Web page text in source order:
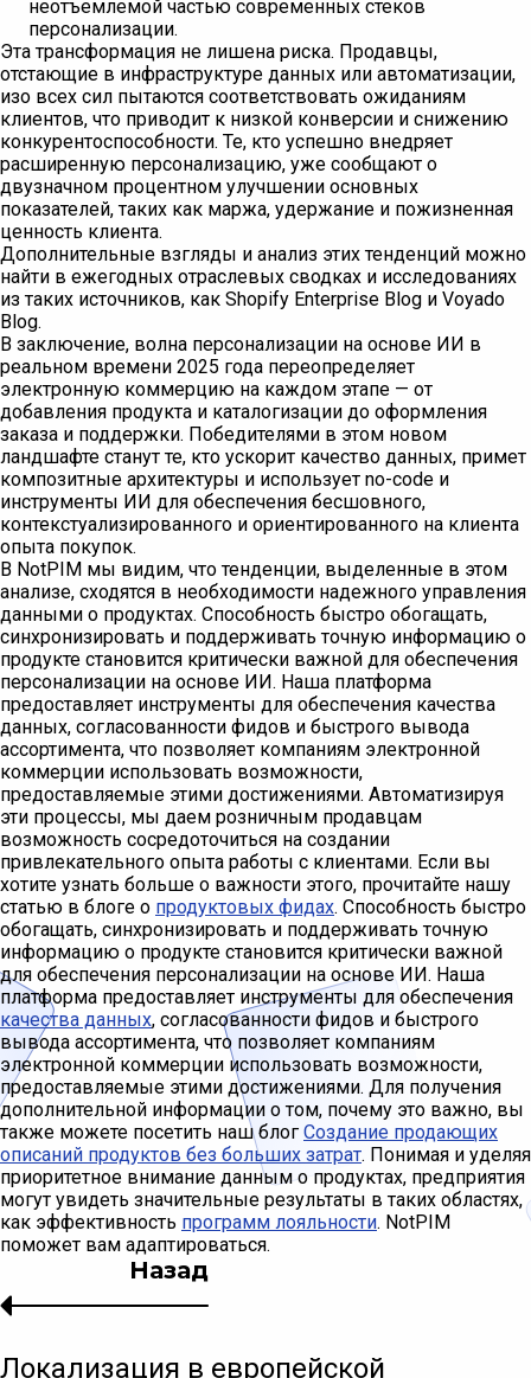
неотъемлемой частью современных стеков
персонализации.
Эта трансформация не лишена риска. Продавцы,
отстающие в инфраструктуре данных или автоматизации,
изо всех сил пытаются соответствовать ожиданиям
клиентов, что приводит к низкой конверсии и снижению
конкурентоспособности. Те, кто успешно внедряет
расширенную персонализацию, уже сообщают о
двузначном процентном улучшении основных
показателей, таких как маржа, удержание и пожизненная
ценность клиента.
Дополнительные взгляды и анализ этих тенденций можно
найти в ежегодных отраслевых сводках и исследованиях
из таких источников, как Shopify Enterprise Blog и Voyado
Blog.
В заключение, волна персонализации на основе ИИ в
реальном времени 2025 года переопределяет
электронную коммерцию на каждом этапе — от
добавления продукта и каталогизации до оформления
заказа и поддержки. Победителями в этом новом
ландшафте станут те, кто ускорит качество данных, примет
композитные архитектуры и использует no-code и
инструменты ИИ для обеспечения бесшовного,
контекстуализированного и ориентированного на клиента
опыта покупок.
В NotPIM мы видим, что тенденции, выделенные в этом
анализе, сходятся в необходимости надежного управления
данными о продуктах. Способность быстро обогащать,
синхронизировать и поддерживать точную информацию о
продукте становится критически важной для обеспечения
персонализации на основе ИИ. Наша платформа
предоставляет инструменты для обеспечения качества
данных, согласованности фидов и быстрого вывода
ассортимента, что позволяет компаниям электронной
коммерции использовать возможности,
предоставляемые этими достижениями. Автоматизируя
эти процессы, мы даем розничным продавцам
возможность сосредоточиться на создании
привлекательного опыта работы с клиентами. Если вы
хотите узнать больше о важности этого, прочитайте нашу
статью в блоге о продуктовых фидах. Способность быстро
обогащать, синхронизировать и поддерживать точную
информацию о продукте становится критически важной
для обеспечения персонализации на основе ИИ. Наша
платформа предоставляет инструменты для обеспечения
качества данных, согласованности фидов и быстрого
вывода ассортимента, что позволяет компаниям
электронной коммерции использовать возможности,
предоставляемые этими достижениями. Для получения
дополнительной информации о том, почему это важно, вы
также можете посетить наш блог Создание продающих
описаний продуктов без больших затрат. Понимая и уделяя
приоритетное внимание данным о продуктах, предприятия
могут увидеть значительные результаты в таких областях,
как эффективность программ лояльности. NotPIM
поможет вам адаптироваться.
Назад
Локализация в европейской